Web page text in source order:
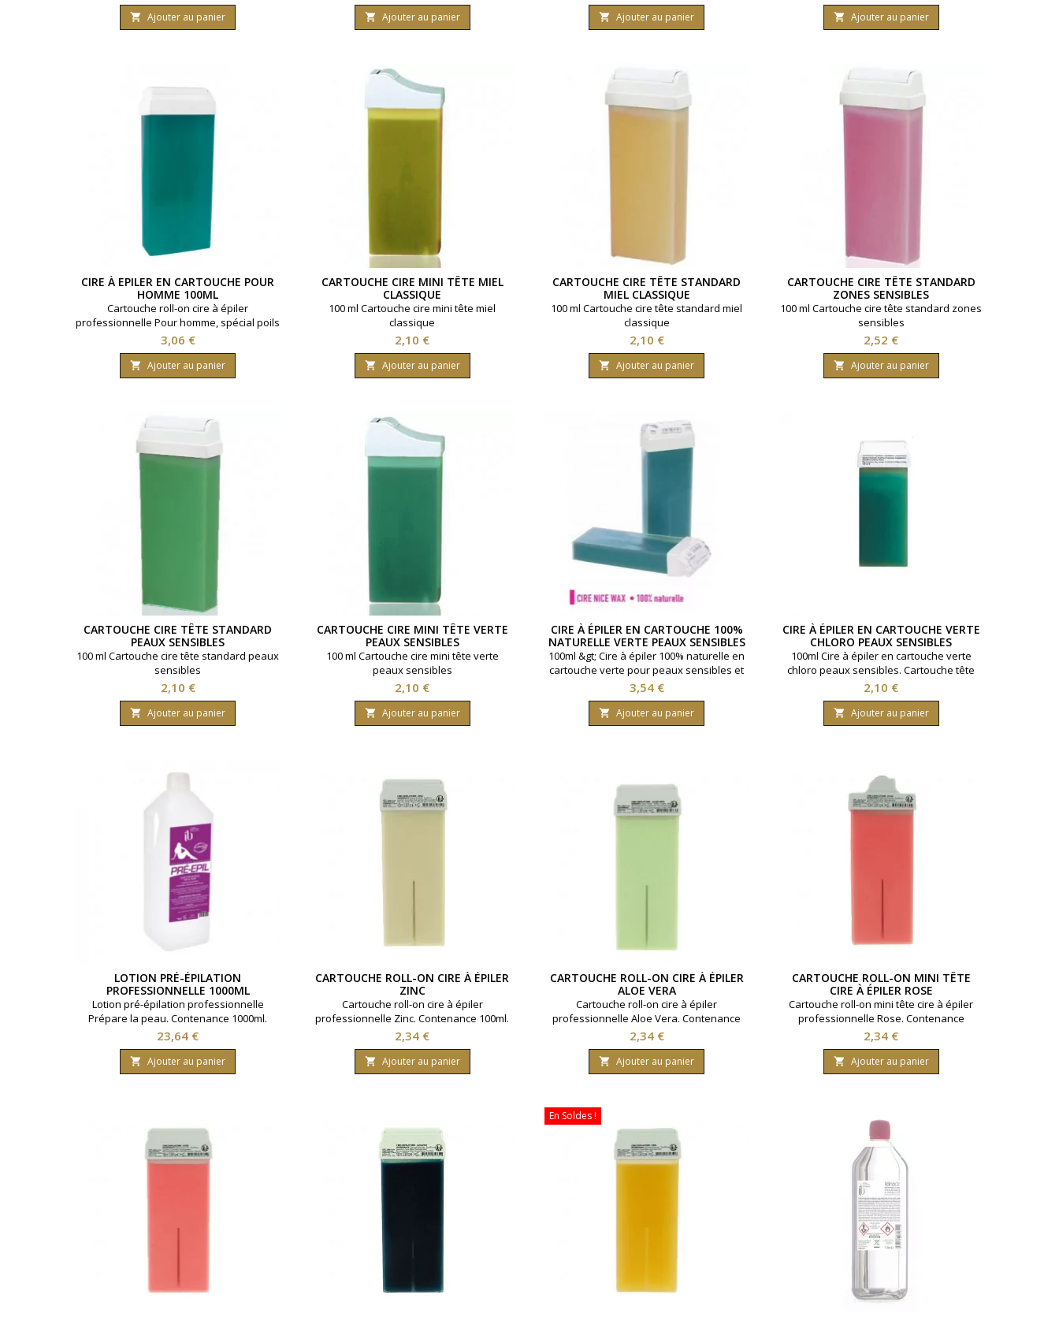
de
base
 Ajouter au panier
de
base
 Ajouter au panier
de
base
 Ajouter au panier
de
base
 Ajouter au panier
CIRE À EPILER EN CARTOUCHE POUR
HOMME 100ML
Cartouche roll-on cire à épiler
professionnelle Pour homme, spécial poils
épais et drus. Contenance 100ml. Tous
types de peaux.
Prix
3,06 €
 Ajouter au panier
CARTOUCHE CIRE MINI TÊTE MIEL
CLASSIQUE
100 ml Cartouche cire mini tête miel
classique
Prix
2,10 €
 Ajouter au panier
CARTOUCHE CIRE TÊTE STANDARD
MIEL CLASSIQUE
100 ml Cartouche cire tête standard miel
classique
Prix
2,10 €
 Ajouter au panier
CARTOUCHE CIRE TÊTE STANDARD
ZONES SENSIBLES
100 ml Cartouche cire tête standard zones
sensibles
Prix
2,52 €
 Ajouter au panier
CARTOUCHE CIRE TÊTE STANDARD
PEAUX SENSIBLES
100 ml Cartouche cire tête standard peaux
sensibles
Prix
2,10 €
 Ajouter au panier
CARTOUCHE CIRE MINI TÊTE VERTE
PEAUX SENSIBLES
100 ml Cartouche cire mini tête verte
peaux sensibles
Prix
2,10 €
 Ajouter au panier
CIRE À ÉPILER EN CARTOUCHE 100%
NATURELLE VERTE PEAUX SENSIBLES
POILS DIFFICILES
100ml &gt; Cire à épiler 100% naturelle en
cartouche verte pour peaux sensibles et
poils difficilles. Cartouche tête large
standard
Prix
3,54 €
 Ajouter au panier
CIRE À ÉPILER EN CARTOUCHE VERTE
CHLORO PEAUX SENSIBLES
100ml Cire à épiler en cartouche verte
chloro peaux sensibles. Cartouche tête
large standard
Prix
2,10 €
 Ajouter au panier
LOTION PRÉ-ÉPILATION
PROFESSIONNELLE 1000ML
Lotion pré-épilation professionnelle
Prépare la peau. Contenance 1000ml.
Prix
23,64 €
 Ajouter au panier
CARTOUCHE ROLL-ON CIRE À ÉPILER
ZINC
Cartouche roll-on cire à épiler
professionnelle Zinc. Contenance 100ml.
Pour poils fins et zones très sensibles.
Prix
2,34 €
 Ajouter au panier
CARTOUCHE ROLL-ON CIRE À ÉPILER
ALOE VERA
Cartouche roll-on cire à épiler
professionnelle Aloe Vera. Contenance
100ml.Pour peaux sensibles.
Prix
2,34 €
 Ajouter au panier
CARTOUCHE ROLL-ON MINI TÊTE
CIRE À ÉPILER ROSE
Cartouche roll-on mini tête cire à épiler
professionnelle Rose. Contenance
100ml.Pour peaux sensibles.
Prix
2,34 €
 Ajouter au panier
En Soldes !